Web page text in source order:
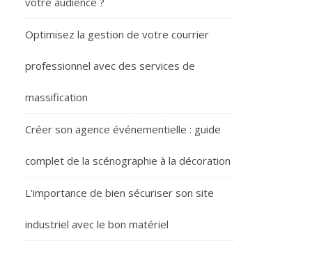
Optimisez la gestion de votre courrier
professionnel avec des services de
massification
Créer son agence événementielle : guide
complet de la scénographie à la décoration
L’importance de bien sécuriser son site
industriel avec le bon matériel